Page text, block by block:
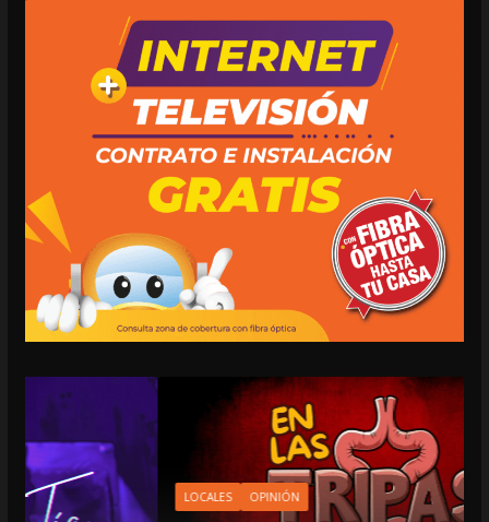
LOCALES OPINIÓN